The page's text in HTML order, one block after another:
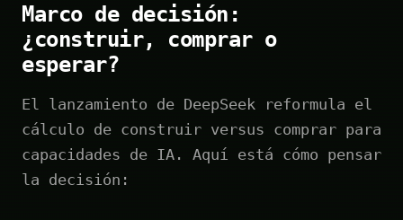
Marco de decisión:
¿construir, comprar o
esperar?
El lanzamiento de DeepSeek reformula el
cálculo de construir versus comprar para
capacidades de IA. Aquí está cómo pensar
la decisión: